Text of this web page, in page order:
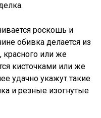
роскошь и
обивка делается из
красного или же
кисточками или же
удачно укажут такие
и резные изогнутые